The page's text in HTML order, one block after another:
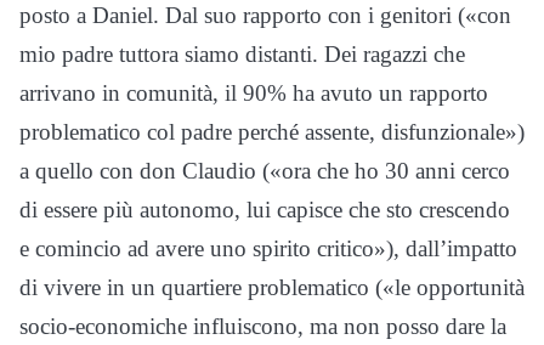
posto a Daniel. Dal suo rapporto con i genitori («con
mio padre tuttora siamo distanti. Dei ragazzi che
arrivano in comunità, il 90% ha avuto un rapporto
problematico col padre perché assente, disfunzionale»)
a quello con don Claudio («ora che ho 30 anni cerco
di essere più autonomo, lui capisce che sto crescendo
e comincio ad avere uno spirito critico»), dall’impatto
di vivere in un quartiere problematico («le opportunità
socio-economiche influiscono, ma non posso dare la